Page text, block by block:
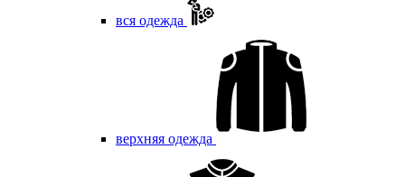
вся одежда
верхняя одежда